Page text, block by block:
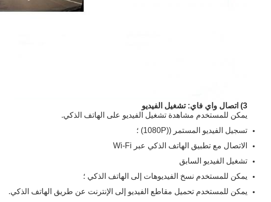
3) اتصال واي فاي: تشغيل الفيديو
يمكن للمستخدم مشاهدة تشغيل الفيديو على الهاتف الذكي.
تسجيل الفيديو المستمر ((1080P) ؛
الاتصال مع تطبيق الهاتف الذكي عبر Wi-Fi
تشغيل الفيديو السابق
يمكن للمستخدم نسخ الفيديوهات إلى الهاتف الذكي ؛
يمكن للمستخدم تحميل مقاطع الفيديو إلى الإنترنت عن طريق الهاتف الذكي.